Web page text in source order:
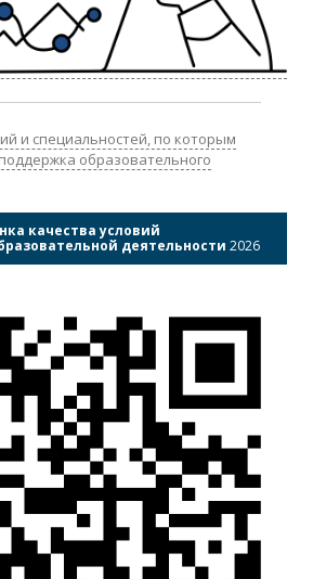
и специальностей, по которым
образовательного
качества условий
деятельности 2026